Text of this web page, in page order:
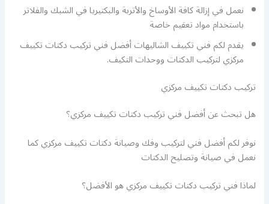
نعمل في إزالة كافة الأوساخ والأتربة والبكتيريا في الشبك والفلاتر
باستخدام مواد تعقيم خاصة
يقدم لكم فني تكييف الشاليهات أفضل فني تركيب دكتات تكييف
مركزي لتركيب الدكتات ووحدات التكيف.
تركيب دكتات تكييف مركزي
هل تبحث عن أفضل فني تركيب دكتات تكييف مركزي؟
نوفر لكم أفضل فني لتركيب وفك وصيانة دكتات تكييف مركزي كما
نعمل في صيانة وتصليح الدكتات
لماذا فني تركيب دكتات تكييف مركزي هو الأفضل؟